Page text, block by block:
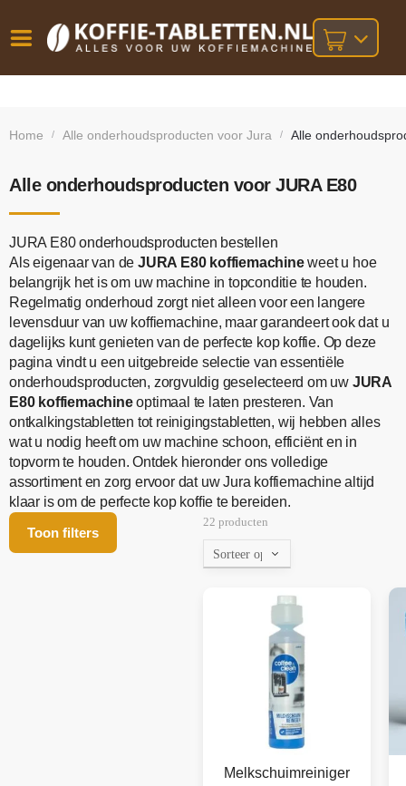
besteld,
bij orders
Home / Alle onderhoudsproducten voor Jura / Alle
Alle onderhoudsproducten voor JURA E80
JURA E80 onderhoudsproducten bestellen
Als eigenaar van de JURA E80 koffiemachineweet u hoe
belangrijk het is om uw machine in topconditie te houden.
Regelmatig onderhoud zorgt niet alleen voor een langere
levensduur van uw koffiemachine, maar garandeert ook dat u
dagelijks kunt genieten van de perfecte kop koffie. Op deze
pagina vindt u een uitgebreide selectie van essentiële
onderhoudsproducten, zorgvuldig geselecteerd om uw JURA
E80 koffiemachineoptimaal te laten presteren. Van
ontkalkingstabletten tot reinigingstabletten, wij hebben alles
wat u nodig heeft om uw machine schoon, efficiënt en in
topvorm te houden. Ontdek hieronder ons volledige
assortiment en zorg ervoor dat uw Jura koffiemachine altijd
klaar is om de perfecte kop koffie te bereiden.
Toon filters
22 producten
Melkschuimreiniger